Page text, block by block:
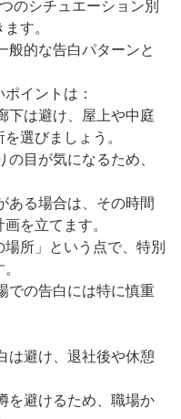
のシチュエーション別
す。
般的な告白パターンと
イントは：
下は避け、屋上や中庭
選びましょう。
の目が気になるため、
ある場合は、その時間
を立てます。
所」という点で、特別
での告白には特に慎重
は避け、退社後や休憩
を避けるため、職場か